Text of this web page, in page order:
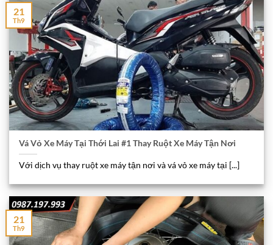
Vá Vỏ Xe Máy Tại Thới Lai #1 Thay Ruột Xe Máy Tận Nơi
Với dịch vụ thay ruột xe máy tận nơi và vá vỏ xe máy tại [...]
21
Th9
21
Th9